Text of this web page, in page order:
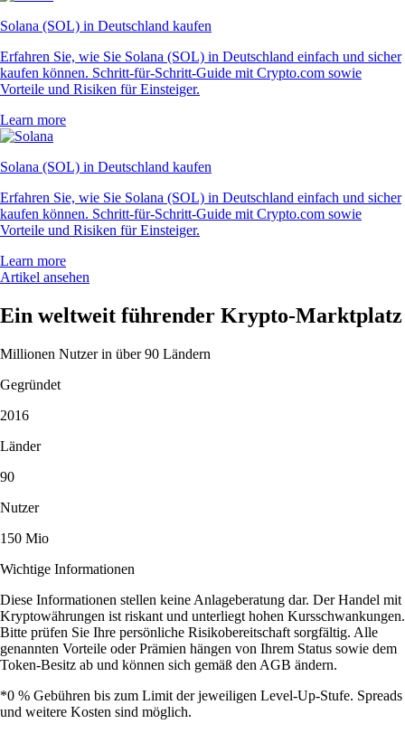
Solana (SOL) in Deutschland kaufen
Erfahren Sie, wie Sie Solana (SOL) in Deutschland einfach und sicher
kaufen können. Schritt-für-Schritt-Guide mit Crypto.com sowie
Vorteile und Risiken für Einsteiger.
Learn more
Solana (SOL) in Deutschland kaufen
Erfahren Sie, wie Sie Solana (SOL) in Deutschland einfach und sicher
kaufen können. Schritt-für-Schritt-Guide mit Crypto.com sowie
Vorteile und Risiken für Einsteiger.
Learn more
Artikel ansehen
Ein weltweit führender Krypto-Marktplatz
Millionen Nutzer in über 90 Ländern
Gegründet
2016
Länder
90
Nutzer
150 Mio
Wichtige Informationen
Diese Informationen stellen keine Anlageberatung dar. Der Handel mit
Kryptowährungen ist riskant und unterliegt hohen Kursschwankungen.
Bitte prüfen Sie Ihre persönliche Risikobereitschaft sorgfältig. Alle
genannten Vorteile oder Prämien hängen von Ihrem Status sowie dem
Token-Besitz ab und können sich gemäß den AGB ändern.
*0 % Gebühren bis zum Limit der jeweiligen Level-Up-Stufe. Spreads
und weitere Kosten sind möglich.